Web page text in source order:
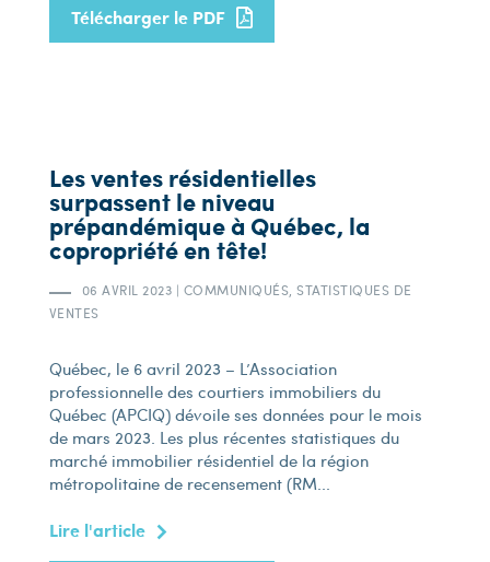
Télécharger le PDF
Les ventes résidentielles
surpassent le niveau
prépandémique à Québec, la
copropriété en tête!
06 AVRIL 2023 | COMMUNIQUÉS, STATISTIQUES DE
VENTES
Québec, le 6 avril 2023 – L’Association
professionnelle des courtiers immobiliers du
Québec (APCIQ) dévoile ses données pour le mois
de mars 2023. Les plus récentes statistiques du
marché immobilier résidentiel de la région
métropolitaine de recensement (RM...
Lire l'article